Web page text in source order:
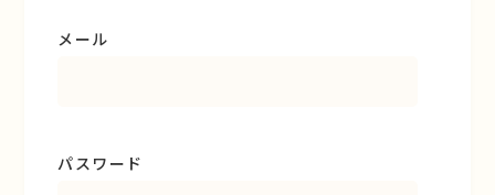
メール
パスワード